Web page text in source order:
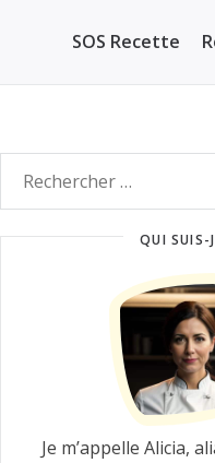
SOS Recette
QUI SUIS-
Je m’appelle Alicia,